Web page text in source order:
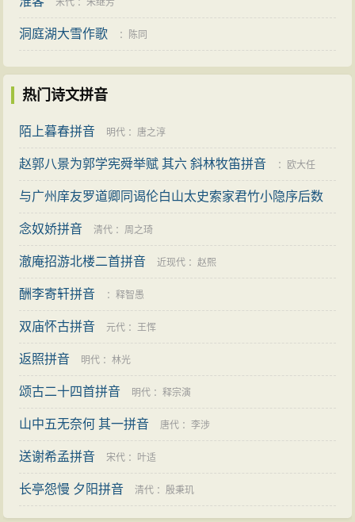
宋代 ：朱继芳
洞庭湖大雪作歌 ： 陈同
热门诗文拼音
陌上暮春拼音 明代 ： 唐之淳
赵郭八景为郭学宪舜举赋 其六 斜林牧笛拼音 ： 欧大任
与广州庠友罗道卿同谒伦白山太史索家君竹小隐序后数
日赋一绝以速之拼音 明代
念奴娇拼音 清代 ： 周之琦
澈庵招游北楼二首拼音 近现代 ：赵熙
酬李寄轩拼音 ：释智愚
双庙怀古拼音 元代 ：王恽
返照拼音 明代 ：林光
颂古二十四首拼音 明代 ：释宗演
山中五无奈何 其一拼音 唐代 ：李涉
送谢希孟拼音 宋代 ： 叶适
长亭怨慢 夕阳拼音 清代 ：殷秉玑